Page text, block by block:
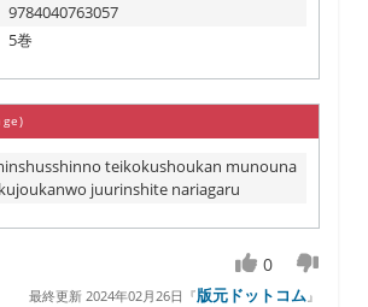
9784040763057
5巻
teikokushoukan munouna
juurinshite nariagaru
0
最終更新 2024年02月26日 『版元ドットコム』